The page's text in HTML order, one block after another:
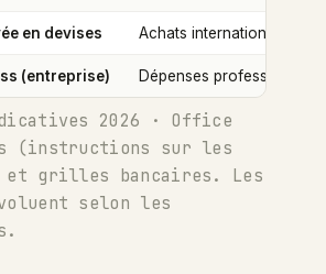
en devises Achats internationaux
(entreprise) Dépenses
2026 · Office
(instructions sur les
et grilles bancaires. Les
selon les